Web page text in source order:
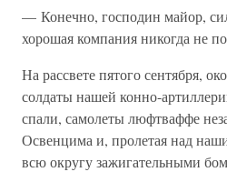
— Конечно, господин майор,
хорошая компания никогда не
На рассвете пятого сентября,
солдаты нашей конно-
спали, самолеты люфтваффе
Освенцима и, пролетая над
всю округу зажигательными